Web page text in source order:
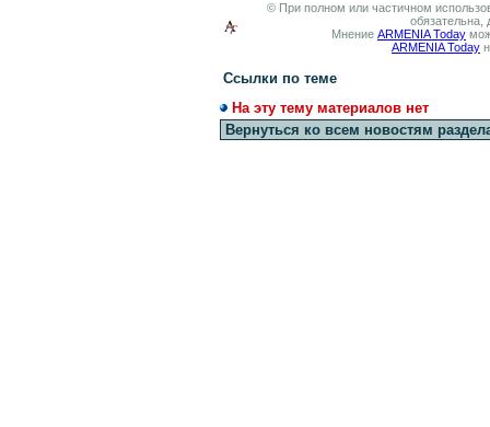
© При полном или частичном
обязательна,
Мнение ARMENIA Today
ARMENIA Today
Ссылки по теме
На эту тему материалов нет
Вернуться ко всем новостям